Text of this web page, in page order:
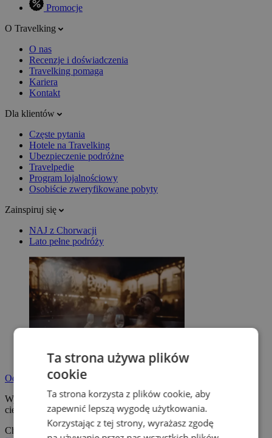
Promocje
O Travelking
O nas
Recenzje i doświadczenia
Travelking pomaga
Kariera
Kontakt
Dla klientów
Częste pytania
Hotele na Travelking
Ubezpieczenie podróżne
Travelpedie
Program lojalnościowy
Osobiście zweryfikowane pobyty
Zainspiruj się
NAJ z Chorwacji
Lato pełne podróży
Odpocznij na pobycie wellness
Wybierz pobyt wellness z jacuzzi, sauną lub basenem termalnym i
ciesz się zasłużonym wypoczynkiem.
Chcę się zrelaksować
Ta strona używa plików
cookie
Ta strona korzysta z plików cookie, aby
zapewnić lepszą wygodę użytkowania.
Korzystając z tej strony, wyrażasz zgodę